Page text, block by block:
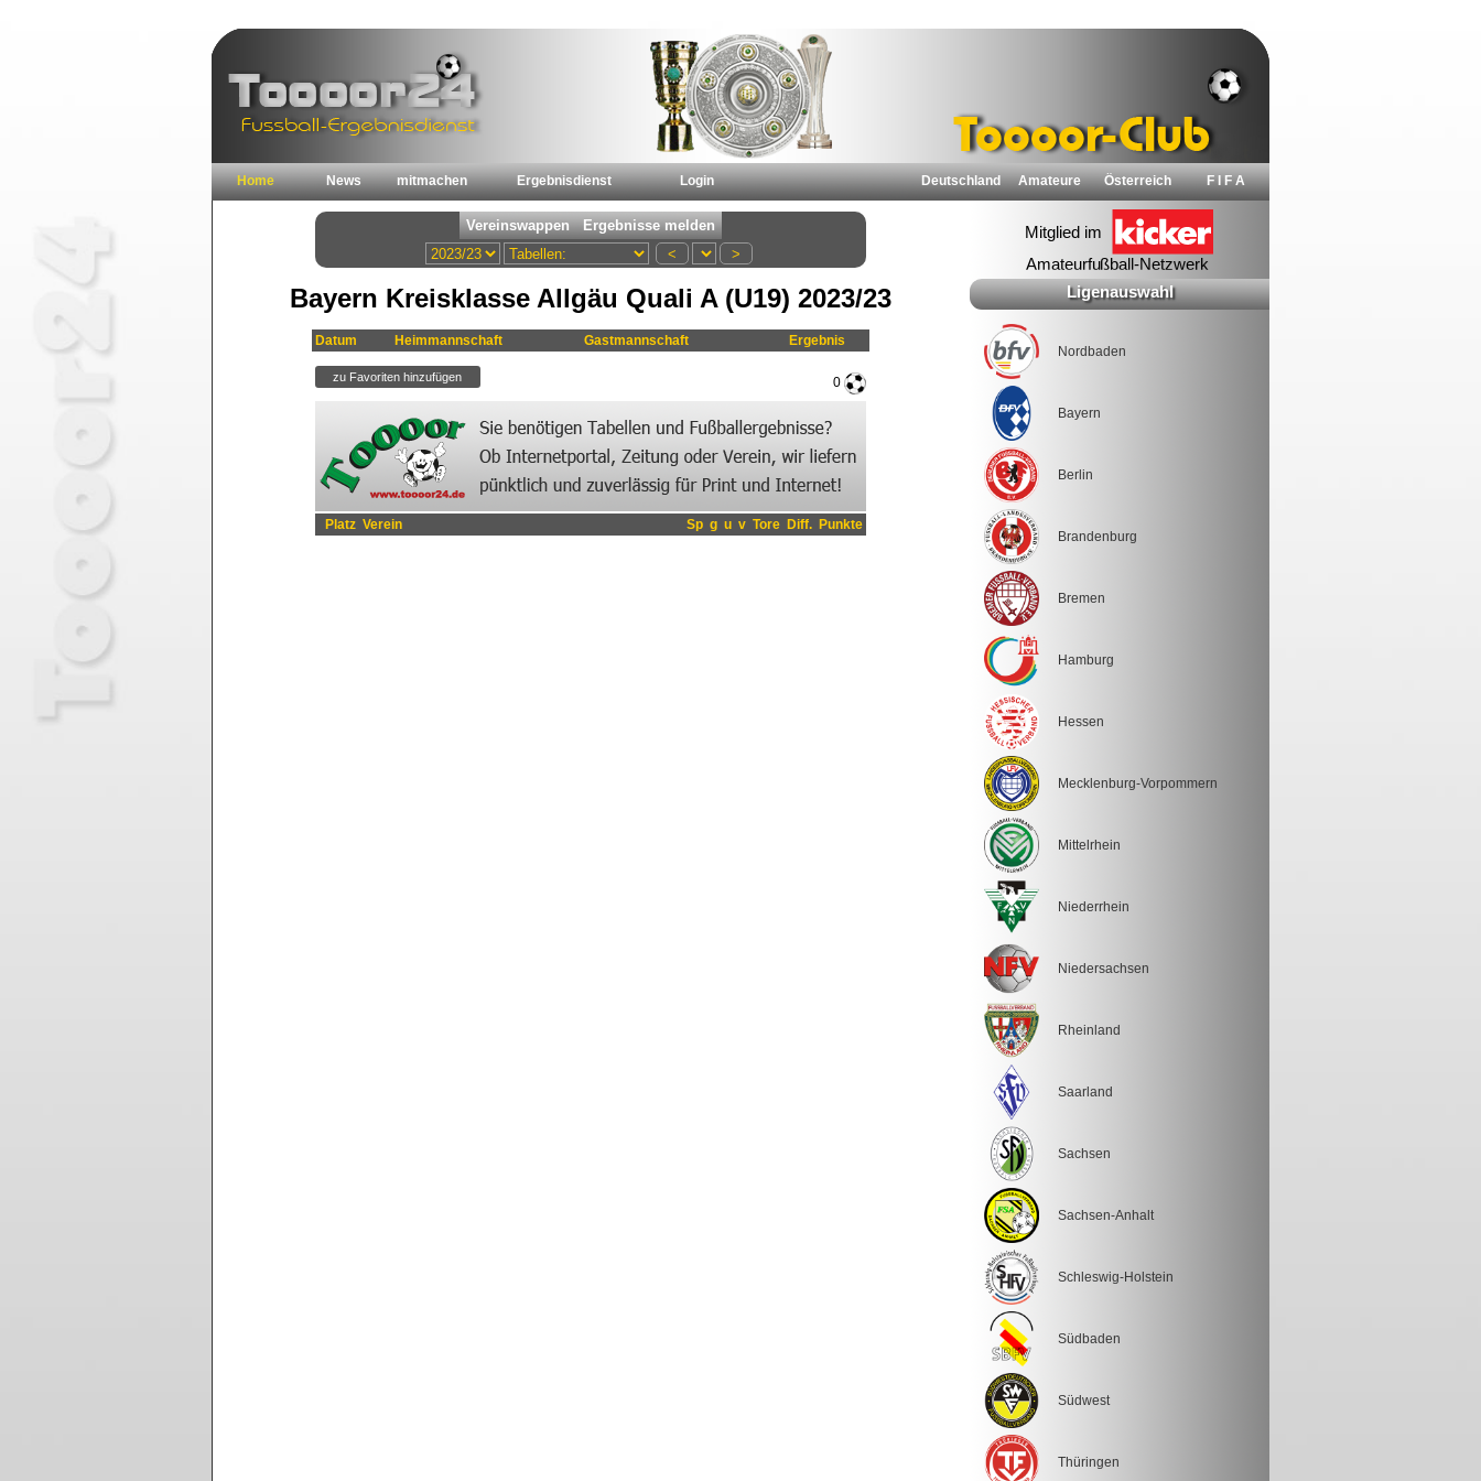
Home News mitmachen Ergebnisdienst Login Deutschland Amateure Österreich F I F A
Bayern Kreisklasse Allgäu Quali A (U19) 2023/23
Datum Heimmannschaft Gastmannschaft Ergebnis
0
Platz Verein Sp g u v Tore Diff. Punkte
Ligenauswahl
Nordbaden
Bayern
Berlin
Brandenburg
Bremen
Hamburg
Hessen
Mecklenburg-Vorpommern
Mittelrhein
Niederrhein
Niedersachsen
Rheinland
Saarland
Sachsen
Sachsen-Anhalt
Schleswig-Holstein
Südbaden
Südwest
Thüringen